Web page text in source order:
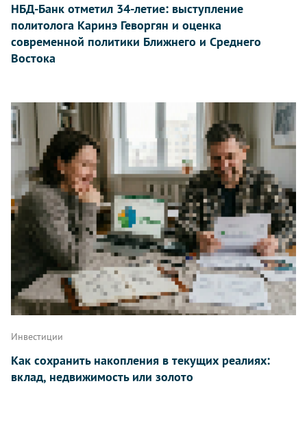
НБД-Банк отметил 34-летие: выступление
политолога Каринэ Геворгян и оценка
современной политики Ближнего и Среднего
Востока
Инвестиции
Как сохранить накопления в текущих реалиях:
вклад, недвижимость или золото